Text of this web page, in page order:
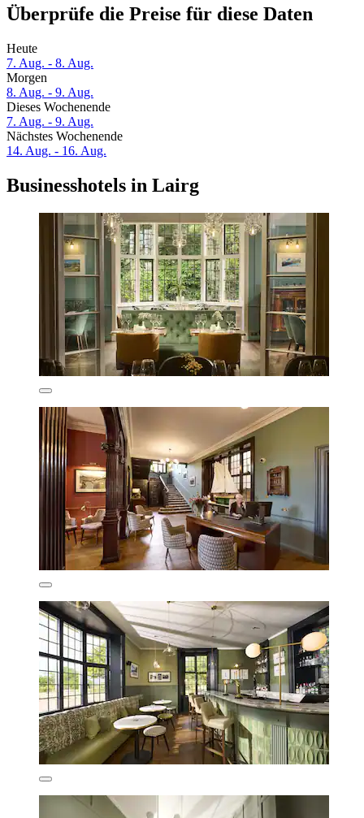
Überprüfe die Preise für diese Daten
Heute
7. Aug. - 8. Aug.
Morgen
8. Aug. - 9. Aug.
Dieses Wochenende
7. Aug. - 9. Aug.
Nächstes Wochenende
14. Aug. - 16. Aug.
Businesshotels in Lairg